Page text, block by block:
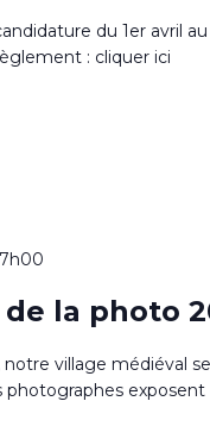
du 1er avril
: cliquer ici
la photo
notre village médiéval
photographes